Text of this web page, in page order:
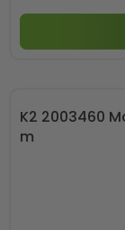
K2 2003460
m